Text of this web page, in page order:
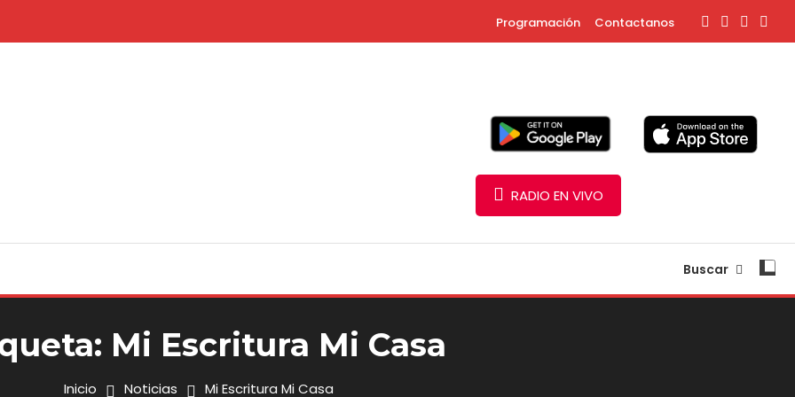
Programación Contactanos
RADIO EN VIVO
Buscar
Mi Escritura Mi Casa
Inicio Noticias Mi Escritura Mi Casa